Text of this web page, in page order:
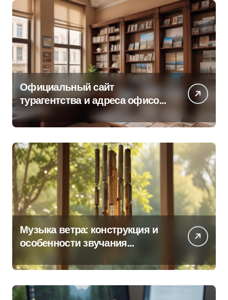
Официальный сайт
турагентства и адреса офисов
продаж по регионам
Музыка ветра: конструкция и
особенности звучания